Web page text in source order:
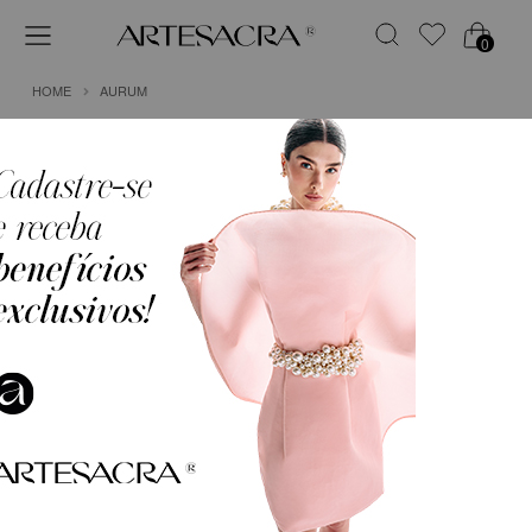
0
HOME AURUM